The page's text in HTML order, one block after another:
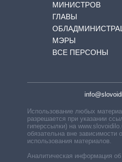
МИНИСТРОВ
ГЛАВЫ
МЭРЫ
ВСЕ ПЕРСОНЫ
Использование любых
разрешается при указании
гиперссылки) на
обязательна вне зависимости
использования материалов.
Аналитическая информация